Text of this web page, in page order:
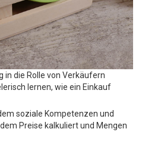
in die Rolle von Verkäufern
lernen, wie ein Einkauf
soziale Kompetenzen und
Preise kalkuliert und Mengen